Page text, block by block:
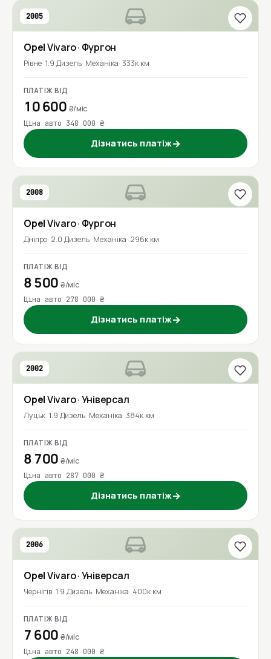
2005
OpelVivaro· Фургон
Рівне 1.9 Дизель Механіка 333к км
ПЛАТІЖ ВІД
10 600 ₴/міс
Ціна авто 348 000 ₴
Дізнатись платіж→
2008
OpelVivaro· Фургон
Дніпро 2.0 Дизель Механіка 296к км
ПЛАТІЖ ВІД
8 500₴/міс
Ціна авто 278 000 ₴
Дізнатись платіж→
2002
OpelVivaro· Універсал
Луцьк 1.9 Дизель Механіка 384к км
ПЛАТІЖ ВІД
8 700₴/міс
Ціна авто 287 000 ₴
Дізнатись платіж→
2006
OpelVivaro· Універсал
Чернігів 1.9 Дизель Механіка 400к км
ПЛАТІЖ ВІД
7 600₴/міс
Ціна авто 248 000 ₴